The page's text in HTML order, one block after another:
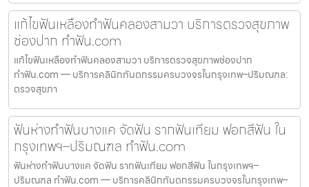
แก้ไขฟันเหลืองทำฟันคลองสามวา บริการตรวจสุขภาพ
ช่องปาก ทำฟัน.com
แก้ไขฟันเหลืองทำฟันคลองสามวา บริการตรวจสุขภาพช่องปาก
ทำฟัน.com — บริการคลินิกทันตกรรมครบวงจรในกรุงเทพ–ปริมณฑล:
ตรวจสุขภา
ฟันห่างทำฟันบางแค จัดฟัน รากฟันเทียม ฟอกสีฟัน ใน
กรุงเทพฯ–ปริมณฑล ทำฟัน.com
ฟันห่างทำฟันบางแค จัดฟัน รากฟันเทียม ฟอกสีฟัน ในกรุงเทพฯ–
ปริมณฑล ทำฟัน.com — บริการคลินิกทันตกรรมครบวงจรในกรุงเทพ–